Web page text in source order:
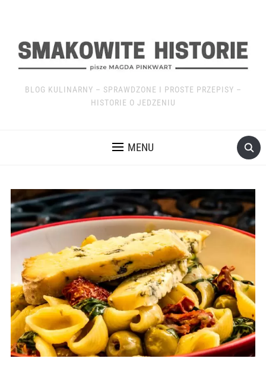
BLOG KULINARNY – SPRAWDZONE I PROSTE PRZEPISY –
HISTORIE O JEDZENIU
MENU